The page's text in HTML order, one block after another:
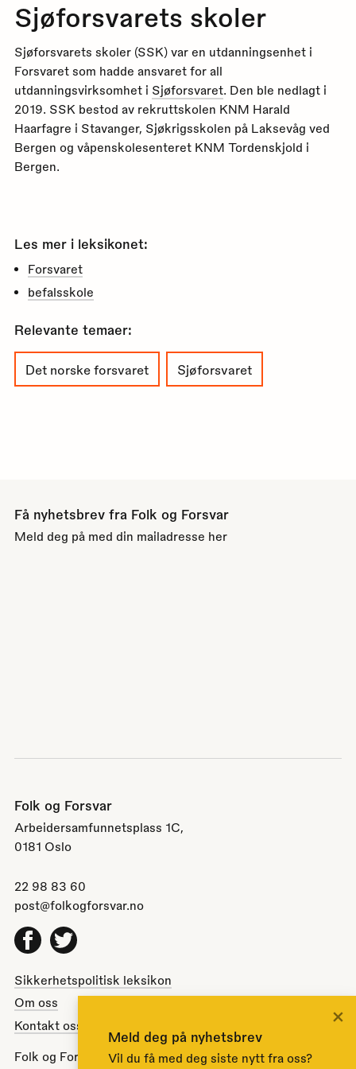
Sjøforsvarets skoler
Sjøforsvarets skoler (SSK) var en utdanningsenhet i
Forsvaret som hadde ansvaret for all
utdanningsvirksomhet i Sjøforsvaret. Den ble nedlagt i
2019. SSK bestod av rekruttskolen KNM Harald
Haarfagre i Stavanger, Sjøkrigsskolen på Laksevåg ved
Bergen og våpenskolesenteret KNM Tordenskjold i
Bergen.
Les mer i leksikonet:
Forsvaret
befalsskole
Relevante temaer:
Det norske forsvaret Sjøforsvaret
Få nyhetsbrev fra Folk og Forsvar
Meld deg på med din mailadresse her
Folk og Forsvar
Arbeidersamfunnetsplass 1C,
0181 Oslo
22 98 83 60
post@folkogforsvar.no
Facebook
Twitter
Sikkerhetspolitisk leksikon
Om oss
Kontakt oss
Folk og Forsvar er en partipolitisk nøytral
Meld deg på nyhetsbrev
Vil du få med deg siste nytt fra oss?
×